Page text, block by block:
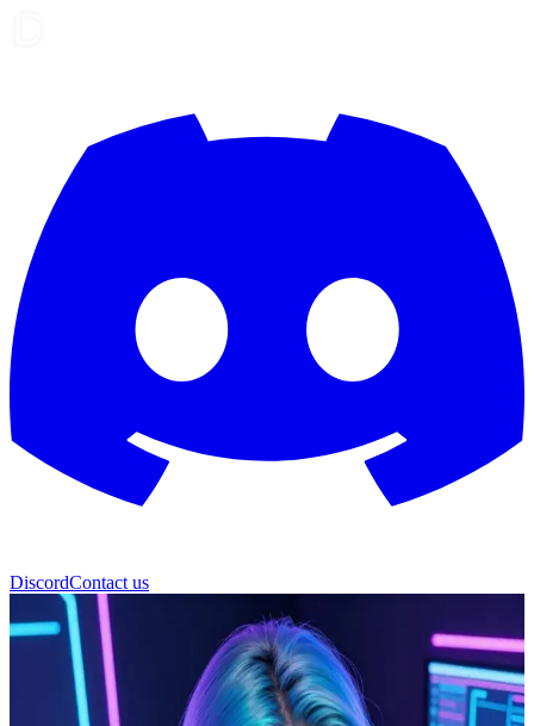
DiscordContact us